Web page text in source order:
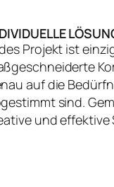
Projekt ist
auf die
sind.
und effektive